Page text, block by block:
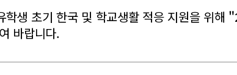
학생 초기 한국 및 학교생활 적응 지원을 위해
바랍니다.